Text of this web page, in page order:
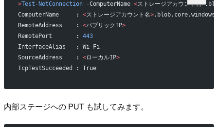
>Test-NetConnection -ComputerName <ストレージアカウント名>
ComputerName     : <ストレージアカウント名>
RemoteAddress    : <パブリックIP>
RemotePort       : 443
InterfaceAlias   : Wi- Fi
SourceAddress    : <ローカルIP>
TcpTestSucceeded : True
内部ステージへの PUT も試してみます。